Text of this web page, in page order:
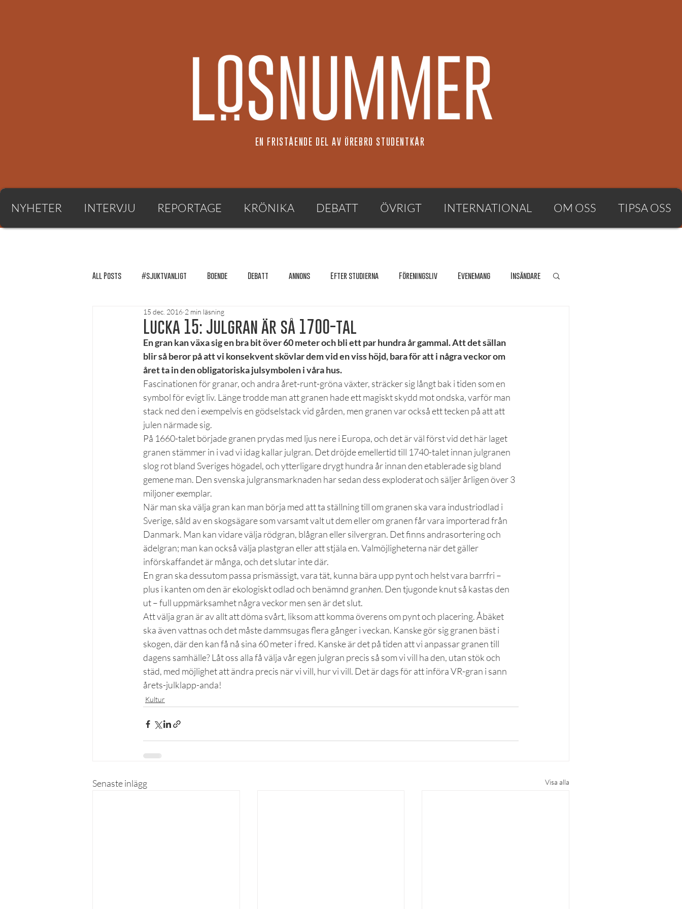
EN FRISTÅENDE DEL AV ÖREBRO STUDENTKÅR
NYHETER INTERVJU REPORTAGE KRÖNIKA DEBATT ÖVRIGT INTERNATIONAL OM OSS TIPSA OSS
All Posts #sjuktvanligt Boende Debatt annons Efter studierna Föreningsliv Evenemang Insändare
FUM-rapport Händer i Örebro
Lösnummer tipsar Lösnummer testar Maxa studierna Mat & hälsa Örebro studentkår Personporträtt
Podcast - Studentliv Reportage Recension Styrelseval Studentekonomi Resa
Studentens bekännelse
Lucka 15: Julgran är så 1700-tal
15 dec. 2016 2 min läsning
En gran kan växa sig en bra bit över 60 meter och bli ett par hundra år gammal. Att det sällan
blir så beror på att vi konsekvent skövlar dem vid en viss höjd, bara för att i några veckor om
året ta in den obligatoriska julsymbolen i våra hus.
Fascinationen för granar, och andra året-runt-gröna växter, sträcker sig långt bak i tiden som en
symbol för evigt liv. Länge trodde man att granen hade ett magiskt skydd mot ondska, varför man
stack ned den i exempelvis en gödselstack vid gården, men granen var också ett tecken på att att
julen närmade sig.
På 1660-talet började granen prydas med ljus nere i Europa, och det är väl först vid det här laget
granen stämmer in i vad vi idag kallar julgran. Det dröjde emellertid till 1740-talet innan julgranen
slog rot bland Sveriges högadel, och ytterligare drygt hundra år innan den etablerade sig bland
gemene man. Den svenska julgransmarknaden har sedan dess exploderat och säljer årligen över 3
miljoner exemplar.
När man ska välja gran kan man börja med att ta ställning till om granen ska vara industriodlad i
Sverige, såld av en skogsägare som varsamt valt ut dem eller om granen får vara importerad från
Danmark. Man kan vidare välja rödgran, blågran eller silvergran. Det finns andrasortering och
ädelgran; man kan också välja plastgran eller att stjäla en. Valmöjligheterna när det gäller
införskaffandet är många, och det slutar inte där.
En gran ska dessutom passa prismässigt, vara tät, kunna bära upp pynt och helst vara barrfri –
plus i kanten om den är ekologiskt odlad och benämnd granhen. Den tjugonde knut så kastas den
ut – full uppmärksamhet några veckor men sen är det slut.
Att välja gran är av allt att döma svårt, liksom att komma överens om pynt och placering. Åbäket
ska även vattnas och det måste dammsugas flera gånger i veckan. Kanske gör sig granen bäst i
skogen, där den kan få nå sina 60 meter i fred. Kanske är det på tiden att vi anpassar granen till
dagens samhälle? Låt oss alla få välja vår egen julgran precis så som vi vill ha den, utan stök och
städ, med möjlighet att ändra precis när vi vill, hur vi vill. Det är dags för att införa VR-gran i sann
årets-julklapp-anda!
Kultur
Senaste inlägg Visa alla